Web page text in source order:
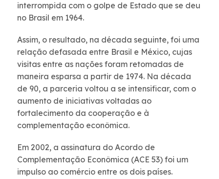
interrompida com o golpe de Estado que se deu
no Brasil em 1964.
Assim, o resultado, na década seguinte, foi uma
relação defasada entre Brasil e México, cujas
visitas entre as nações foram retomadas de
maneira esparsa a partir de 1974. Na década
de 90, a parceria voltou a se intensificar, com o
aumento de iniciativas voltadas ao
fortalecimento da cooperação e à
complementação econômica.
Em 2002, a assinatura do Acordo de
Complementação Econômica (ACE 53) foi um
impulso ao comércio entre os dois países.